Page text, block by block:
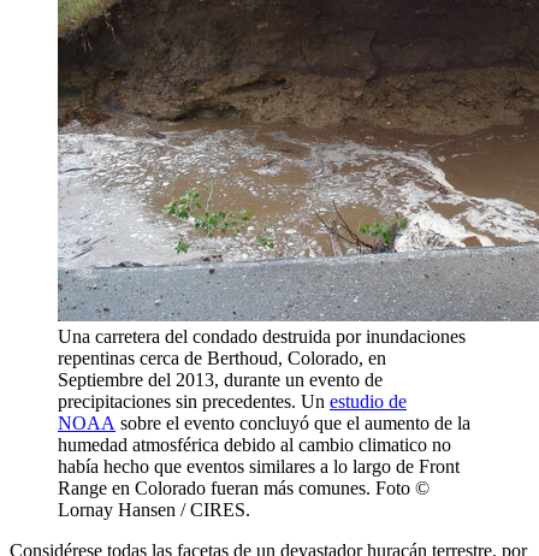
Una carretera del condado destruida por inundaciones
repentinas cerca de Berthoud, Colorado, en
Septiembre del 2013, durante un evento de
precipitaciones sin precedentes. Un estudio de
NOAA sobre el evento concluyó que el aumento de la
humedad atmosférica debido al cambio climatico no
había hecho que eventos similares a lo largo de Front
Range en Colorado fueran más comunes. Foto ©
Lornay Hansen / CIRES.
Considérese todas las facetas de un devastador huracán terrestre, por